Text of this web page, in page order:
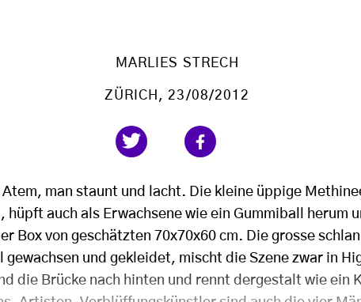
MARLIES STRECH
ZÜRICH , 23/08/2012
man staunt und lacht. Die kleine üppige
hüpft auch als Erwachsene wie ein Gummiball herum
Box von geschätzten 70x70x60 cm. Die grosse
gewachsen und gekleidet, mischt die Szene zwar in
die Brücke nach hinten und rennt dergestalt wie ein